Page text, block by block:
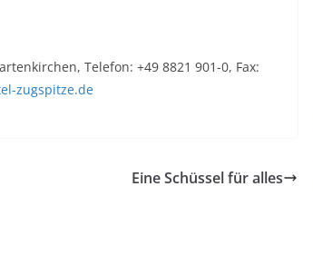
Telefon: +49 8821 901-0, Fax:
zugspitze.de
Eine Schüssel für alles